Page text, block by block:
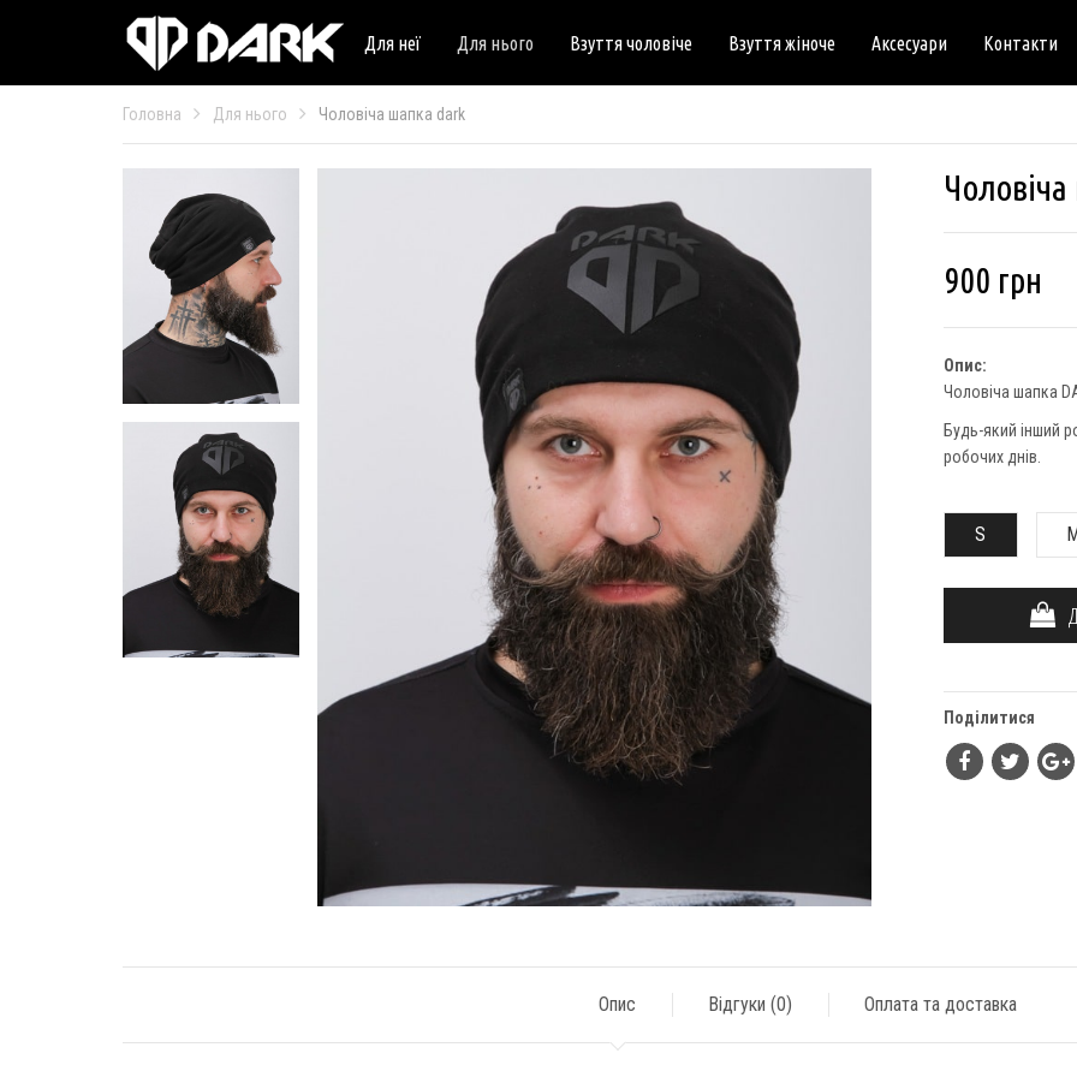
Для неї Для нього Взуття чоловіче Взуття жіноче Аксесуари Контакти
Головна Для нього Чоловіча шапка dark
900 грн
Опис:
Чоловіча шапка
Будь-який інший
робочих днів.
S
Поділитися
Опис Відгуки (0) Оплата та доставка